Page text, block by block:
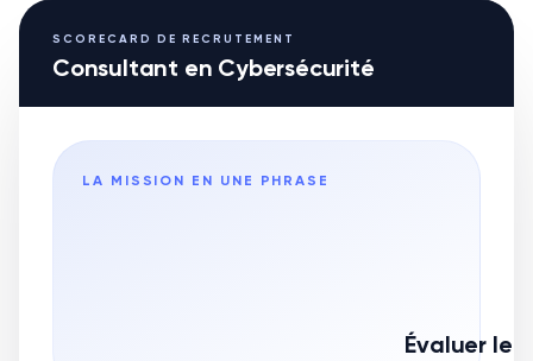
SCORECARD DE RECRUTEMENT
Consultant en Cybersécurité
LA MISSION EN UNE PHRASE
Évaluer le